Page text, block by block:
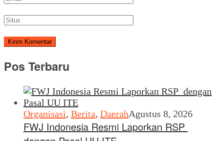
Pos Terbaru
Organisasi, Berita, DaerahAgustus 8, 2026
FWJ Indonesia Resmi Laporkan RSP